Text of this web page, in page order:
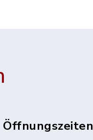
Öffnungszeiten